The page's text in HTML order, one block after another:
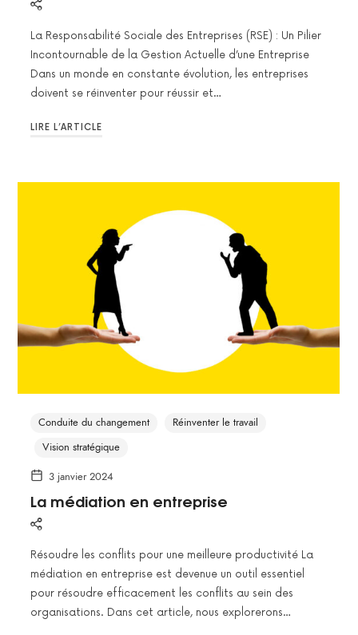
La Responsabilité Sociale des Entreprises (RSE) : Un Pilier
Incontournable de la Gestion Actuelle d’une Entreprise
Dans un monde en constante évolution, les entreprises
doivent se réinventer pour réussir et…
LIRE L’ARTICLE
Conduite du changement
Réinventer le travail
Vision stratégique
3 janvier 2024
La médiation en entreprise
Résoudre les conflits pour une meilleure productivité La
médiation en entreprise est devenue un outil essentiel
pour résoudre efficacement les conflits au sein des
organisations. Dans cet article, nous explorerons…